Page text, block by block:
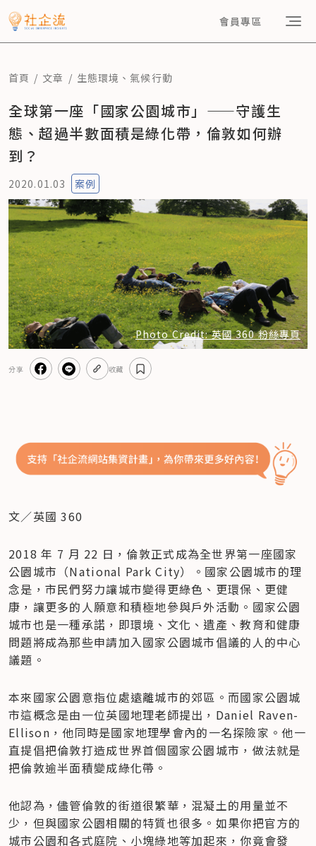
會員專區
首頁 文章 生態環境 、 氣候行動
全球第一座「國家公園城市」——守護生
態、超過半數面積是綠化帶，倫敦如何辦
到？
2020.01.03 案例
Photo Credit: 英國 360 粉絲專頁
分享 收藏
文／英國 360
2018 年 7 月 22 日，倫敦正式成為全世界第一座國家
公園城市（National Park City）。國家公園城市的理
念是，市民們努力讓城市變得更綠色、更環保、更健
康，讓更多的人願意和積極地參與戶外活動。國家公園
城市也是一種承諾，即環境、文化、遺產、教育和健康
問題將成為那些申請加入國家公園城市倡議的人的中心
議題。
本來國家公園意指位處遠離城市的郊區。而國家公園城
市這概念是由一位英國地理老師提出，Daniel Raven-
Ellison，他同時是國家地理學會內的一名探險家。他一
直提倡把倫敦打造成世界首個國家公園城市，做法就是
把倫敦逾半面積變成綠化帶。
他認為，儘管倫敦的街道很繁華，混凝土的用量並不
少，但與國家公園相關的特質也很多。如果你把官方的
城市公園和各式庭院、小塊綠地等加起來，你竟會發